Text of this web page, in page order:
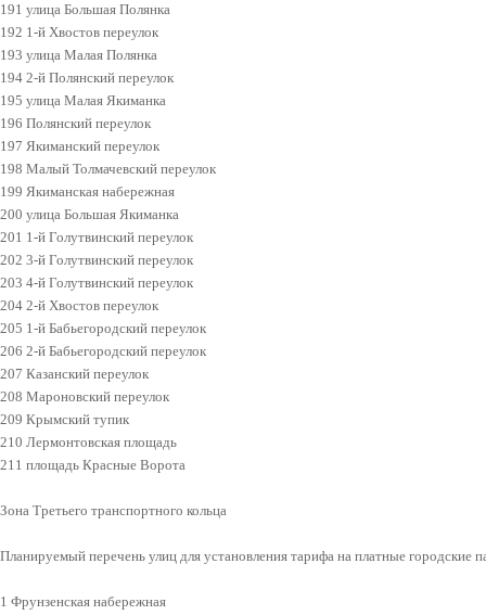
191 улица Большая Полянка
192 1-й Хвостов переулок
193 улица Малая Полянка
194 2-й Полянский переулок
195 улица Малая Якиманка
196 Полянский переулок
197 Якиманский переулок
198 Малый Толмачевский переулок
199 Якиманская набережная
200 улица Большая Якиманка
201 1-й Голутвинский переулок
202 3-й Голутвинский переулок
203 4-й Голутвинский переулок
204 2-й Хвостов переулок
205 1-й Бабьегородский переулок
206 2-й Бабьегородский переулок
207 Казанский переулок
208 Мароновский переулок
209 Крымский тупик
210 Лермонтовская площадь
211 площадь Красные Ворота
Зона Третьего транспортного кольца
Планируемый перечень улиц для установления тарифа на платные городские
1 Фрунзенская набережная